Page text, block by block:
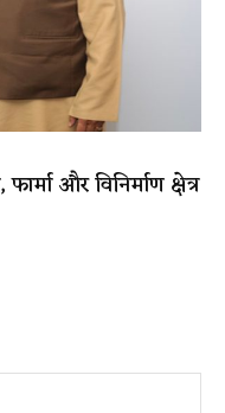
और विनिर्माण क्षेत्र